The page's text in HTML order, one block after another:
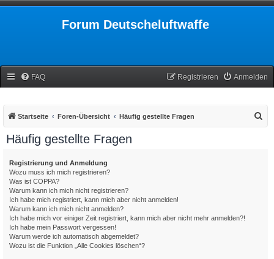
Forum Deutscheluftwaffe
FAQ Anmelden
Registrieren
Startseite Foren-Übersicht Häufig gestellte Fragen
Häufig gestellte Fragen
Registrierung und Anmeldung
Wozu muss ich mich registrieren?
Was ist COPPA?
Warum kann ich mich nicht registrieren?
Ich habe mich registriert, kann mich aber nicht anmelden!
Warum kann ich mich nicht anmelden?
Ich habe mich vor einiger Zeit registriert, kann mich aber nicht mehr anmelden?!
Ich habe mein Passwort vergessen!
Warum werde ich automatisch abgemeldet?
Wozu ist die Funktion „Alle Cookies löschen“?